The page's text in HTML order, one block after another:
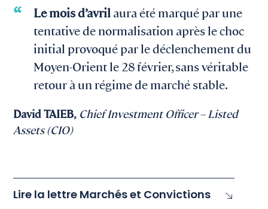
Le mois d’avril aura été marqué par une
tentative de normalisation après le choc
initial provoqué par le déclenchement du
Moyen-Orient le 28 février, sans véritable
retour à un régime de marché stable.
David TAIEB, Chief Investment Officer – Listed
Assets (CIO)
Lire la lettre Marchés et Convictions